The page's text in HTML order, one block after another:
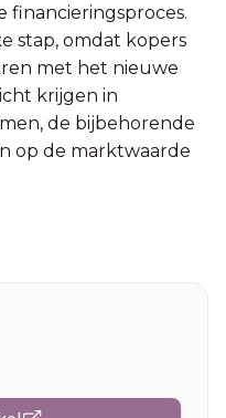
financieringsproces.
stap, omdat kopers
met het nieuwe
krijgen in
de bijbehorende
op de marktwaarde